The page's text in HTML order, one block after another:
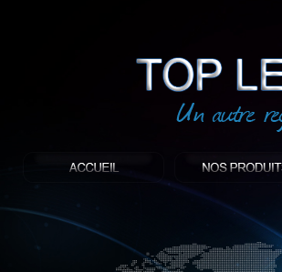
: Top led world
Produit décoratif led
Objet publicitaire led
éclairage blanc led
Enseigne publicitaire